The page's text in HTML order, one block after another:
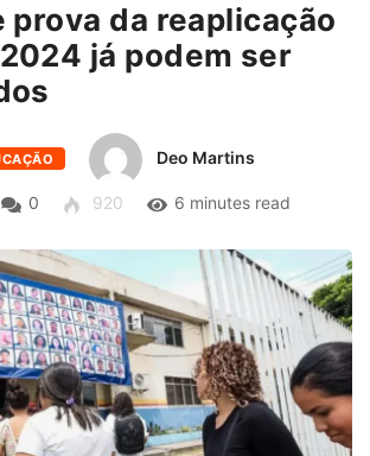
prova da reaplicação
já podem ser
Deo Martins
0 920 6 minutes read